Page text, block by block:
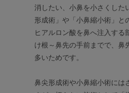
消したい、小鼻を小さくした
形成術」や「小鼻縮小術」と
ヒアルロン酸を鼻へ注入する
け根～鼻先の手前までで、鼻
多いためです。
鼻尖形成術や小鼻縮小術には